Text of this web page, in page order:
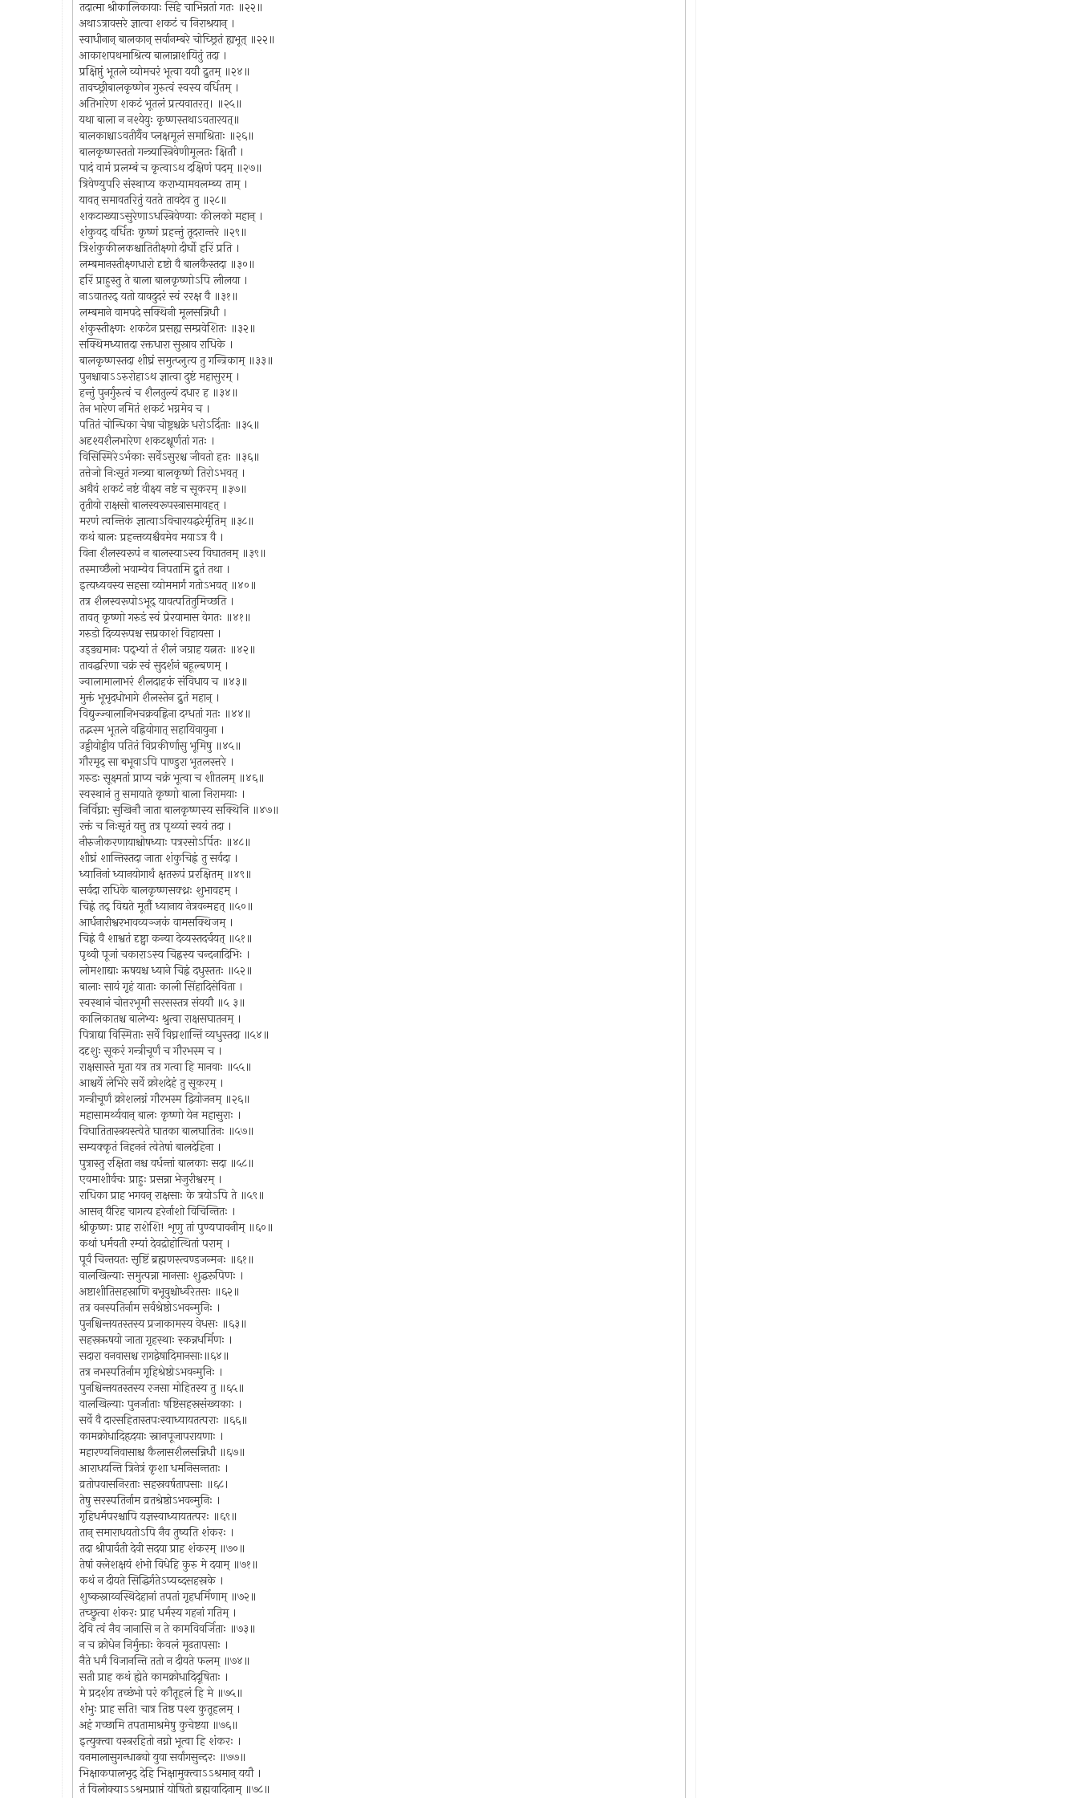
तदात्मा श्रीकालिकायाः सिंहे चाभिन्नतां गतः ॥२२॥
अथाऽत्रावसरे ज्ञात्वा शकटं च निराश्रयान् ।
स्वाधीनान् बालकान् सर्वानम्बरे चोच्छ्रितं ह्यभूत् ॥२२॥
आकाशपथमाश्रित्य बालान्नाशयितुं तदा ।
प्रक्षिप्तुं भूतले व्योमचरं भूत्वा ययौ द्रुतम् ॥२४॥
तावच्छ्रीबालकृष्णेन गुरुत्वं स्वस्य वर्धितम् ।
अतिभारेण शकटं भूतलं प्रत्यवातरत्। ॥२५॥
यथा बाला न नश्येयुः कृष्णस्तथाऽवतारयत्॥
बालकाश्चाऽवतीर्यैव प्लक्षमूलं समाश्रिताः ॥२६॥
बालकृष्णस्ततो गन्त्र्यास्त्रिवेणीमूलतः क्षितौ ।
पादं वामं प्रलम्बं च कृत्वाऽथ दक्षिणं पदम् ॥२७॥
त्रिवेण्युपरि संस्थाप्य कराभ्यामवलम्ब्य ताम् ।
यावत् समावतरितुं यतते तावदेव तु ॥२८॥
शकटाख्याऽसुरेणाऽधस्त्रिवेण्याः कीलको महान् ।
शंकुवद् वर्धितः कृष्णं प्रहन्तुं तूदरान्तरे ॥२९॥
त्रिशंकुकीलकश्चातितीक्ष्णो दीर्घो हरिं प्रति ।
लम्बमानस्तीक्ष्णधारो दृष्टो वै बालकैस्तदा ॥३०॥
हरिं प्राहुस्तु ते बाला बालकृष्णोऽपि लीलया ।
नाऽवातरद् यतो यावदुदरं स्वं ररक्ष वै ॥३१॥
लम्बमाने वामपदे सक्थिनी मूलसन्निधौ ।
शंकुस्तीक्ष्णः शकटेन प्रसह्य सम्प्रवेशितः ॥३२॥
सक्थिमध्यात्तदा रक्तधारा सुस्राव राधिके ।
बालकृष्णस्तदा शीघ्रं समुत्प्लुत्य तु गन्त्रिकाम् ॥३३॥
पुनश्चावाऽऽरुरोहाऽथ ज्ञात्वा दुष्टं महासुरम् ।
हन्तुं पुनर्गुरुत्वं च शैलतुल्यं दधार ह ॥३४॥
तेन भारेण नमितं शकटं भग्नमेव च ।
पतितं चोन्धिका चेषा चोष्ट्रश्चक्रे धरोऽर्दिताः ॥३५॥
अदृश्यशैलभारेण शकटश्चूर्णतां गतः ।
विसिस्मिरेऽर्भकाः सर्वेऽसुरश्च जीवतो हतः ॥३६॥
तत्तेजो निःसृतं गन्त्र्या बालकृष्णे तिरोऽभवत् ।
अथैवं शकटं नष्टं वीक्ष्य नष्टं च सूकरम् ॥३७॥
तृतीयो राक्षसो बालस्वरूपस्त्रासमावहत् ।
मरणं त्वन्तिकं ज्ञात्वाऽविचारयद्धरेर्मृतिम् ॥३८॥
कथं बालः प्रहन्तव्यश्चैवमेव मयाऽत्र वै ।
विना शैलस्वरूपं न बालस्याऽस्य विघातनम् ॥३९॥
तस्माच्छैलो भवाम्येव निपतामि द्रुतं तथा ।
इत्यध्यवस्य सहसा व्योममार्गं गतोऽभवत् ॥४०॥
तत्र शैलस्वरूपोऽभूद् यावत्पतितुमिच्छति ।
तावत् कृष्णो गरुडं स्वं प्रेरयामास वेगतः ॥४१॥
गरुडो दिव्यरूपश्च सप्रकाशं विहायसा ।
उड्ड्यमानः पद्भ्यां तं शैलं जग्राह यत्नतः ॥४२॥
तावद्धरिणा चक्रं स्वं सुदर्शनं बहूल्बणम् ।
ज्वालामालाभरं शैलदाहकं संविधाय च ॥४३॥
मुक्तं भूभृदधोभागे शैलस्तेन द्रुतं महान् ।
विद्युज्ज्वालानिभचक्रवह्निना दग्धतां गतः ॥४४॥
तद्भस्म भूतले वह्नियोगात् सहायिवायुना ।
उड्डीयोड्डीय पतितं विप्रकीर्णासु भूमिषु ॥४५॥
गौरमृद् सा बभूवाऽपि पाण्डुरा भूतलस्त्तरे ।
गरुडः सूक्ष्मतां प्राप्य चक्रं भूत्वा च शीतलम् ॥४६॥
स्वस्थानं तु समायाते कृष्णो बाला निरामयाः ।
निर्विघ्ना: सुखिनौ जाता बालकृष्णस्य सक्थिनि ॥४७॥
रक्तं च निःसृतं यत्तु तत्र पृथ्व्यां स्वयं तदा ।
नीरुजीकरणायाश्चोषध्याः पत्ररसोऽर्पितः ॥४८॥
शीघ्रं शान्तिस्तदा जाता शंकुचिह्नं तु सर्वदा ।
ध्यानिनां ध्यानयोगार्थं क्षतरूपं प्ररक्षितम् ॥४९॥
सर्वदा राधिके बालकृष्णसक्थ्नः शुभावहम् ।
चिह्नं तद् विद्यते मूर्तौ ध्यानाय नेत्रवन्महत् ॥५०॥
आर्धनारीश्वरभावव्यञ्जकं वामसक्थिजम् ।
चिह्नं वै शाश्वतं दृष्ट्वा कन्या देव्यस्तदर्चयत् ॥५१॥
पृथ्वी पूजां चकाराऽस्य चिह्नस्य चन्दनादिभिः ।
लोमशाद्याः ऋषयश्च ध्याने चिह्नं दधुस्ततः ॥५२॥
बालाः सायं गृहं याताः काली सिंहादिसेविता ।
स्वस्थानं चोत्तरभूमौ सरसस्तत्र संययौ ॥५ ३॥
कालिकातश्च बालेभ्यः श्रुत्वा राक्षसघातनम् ।
पित्राद्या विस्मिताः सर्वे विघ्नशान्तिं व्यधुस्तदा ॥५४॥
ददृशुः सूकरं गन्त्रीचूर्णं च गौरभस्म च ।
राक्षसास्ते मृता यत्र तत्र गत्वा हि मानवाः ॥५५॥
आश्चर्ये लेभिरे सर्वे क्रोशदेहं तु सूकरम् ।
गन्त्रीचूर्णं क्रोशलग्नं गौरभस्म द्वियोजनम् ॥२६॥
महासामर्थ्यवान् बालः कृष्णो येन महासुराः ।
विघातितास्त्रयस्त्वेते घातका बालघातिनः ॥५७॥
सम्यक्कृतं निहननं त्वेतेषां बालदेहिना ।
पुत्रास्तु रक्षिता नश्च वर्धन्तां बालकाः सदा ॥५८॥
एवमाशीर्वचः प्राहुः प्रसन्ना भेजुरीश्वरम् ।
राधिका प्राह भगवन् राक्षसाः के त्रयोऽपि ते ॥५९॥
आसन् यैरिह चागत्य हरेर्नाशो विचिन्तितः ।
श्रीकृष्णः प्राह राशेशि! शृणु तां पुण्यपावनीम् ॥६०॥
कथां धर्मवती रम्यां देवद्रोहोत्थितां पराम् ।
पूर्वं चिन्तयतः सृष्टिं ब्रह्मणस्त्वण्डजन्मनः ॥६१॥
वालखिल्याः समुत्पन्ना मानसाः शुद्धरूपिणः ।
अष्टाशीतिसहस्राणि बभूवुश्चोर्ध्वरेतसः ॥६२॥
तत्र वनस्पतिर्नाम सर्वश्रेष्ठोऽभवन्मुनिः ।
पुनश्चिन्तयतस्तस्य प्रजाकामस्य वेधसः ॥६३॥
सहस्रऋषयो जाता गृहस्थाः स्कन्नधर्मिणः ।
सदारा वनवासश्च रागद्वेषादिमानसाः॥६४॥
तत्र नभस्पतिर्नाम गृहिश्रेष्ठोऽभवन्मुनिः ।
पुनश्चिन्तयतस्तस्य रजसा मोहितस्य तु ॥६५॥
वालखिल्याः पुनर्जाताः षष्टिसहस्रसंख्यकाः ।
सर्वे वै दारसहितास्तपःस्वाध्यायतत्पराः ॥६६॥
कामक्रोधादिहृदयाः स्नानपूजापरायणाः ।
महारण्यनिवासाश्च कैलासशैलसन्निधौ ॥६७॥
आराधयन्ति त्रिनेत्रं कृशा धमनिसन्तताः ।
व्रतोपवासनिरताः सहस्रवर्षतापसाः ॥६८।
तेषु सरस्पतिर्नाम व्रतश्रेष्ठोऽभवन्मुनिः ।
गृहिधर्मपरश्चापि यज्ञस्वाध्यायतत्परः ॥६९॥
तान् समाराधयतोऽपि नैव तुष्यति शंकरः ।
तदा श्रीपार्वती देवी सदया प्राह शंकरम् ॥७०॥
तेषां क्लेशक्षयं शंभो विधेहि कुरु मे दयाम् ॥७१॥
कथं न दीयते सिद्धिर्गतेऽप्यब्दसहस्रके ।
शुष्कस्नाय्वस्थिदेहानां तपतां गृहधर्मिणाम् ॥७२॥
तच्छ्रुत्वा शंकरः प्राह धर्मस्य गहनां गतिम् ।
देवि त्वं नैव जानासि न ते कामविवर्जिताः ॥७३॥
न च क्रोधेन निर्मुक्ताः केवलं मूढतापसाः ।
नैते धर्मं विजानन्ति ततो न दीयते फलम् ॥७४॥
सती प्राह कथं ह्येते कामक्रोधादिदूषिताः ।
मे प्रदर्शय तच्छंभो परं कौतूहलं हि मे ॥७५॥
शंभुः प्राह सति! चात्र तिष्ठ पश्य कुतूहलम् ।
अहं गच्छामि तपतामाश्रमेषु कुचेष्टया ॥७६॥
इत्युक्त्वा वस्त्ररहितो नग्नो भूत्वा हि शंकरः ।
वनमालासुगन्धाढ्यो युवा सर्वांगसुन्दरः ॥७७॥
भिक्षाकपालभृद् देहि भिक्षामुक्त्वाऽऽश्रमान् ययौ ।
तं विलोक्याऽऽश्रमप्राप्तं योषितो ब्रह्मवादिनाम् ॥७८॥